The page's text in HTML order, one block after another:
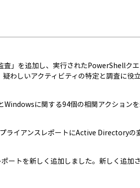
」を追加し、実行されたPowerShellク
しいアクティビティの特定と調査に役
に関する94個の相関アクションを
ライアンスレポートにActive Directoryの
トを新しく追加しました。新しく追加さ